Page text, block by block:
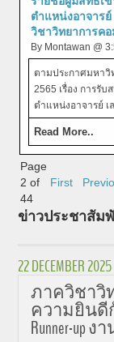
ตำแหน่งอาจาร
วิชาวิทยาการค
By Montawan @
ตามประกาศมหา
2565 เรื่อง การรั
ตำแหน่งอาจารย์
Read More..
Page
2 of
44
First
ข่าวประชาสัม
22 DECEMBER 2025
ภาควิชาวิ
ความยินดี
Runner-up งา